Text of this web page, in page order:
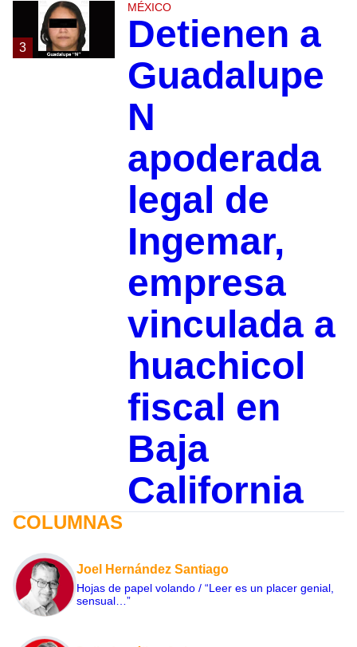
3
MÉXICO
Detienen a
Guadalupe
N
apoderada
legal de
Ingemar,
empresa
vinculada a
huachicol
fiscal en
Baja
California
COLUMNAS
Joel Hernández Santiago
Hojas de papel volando / “Leer es un placer genial,
sensual…”